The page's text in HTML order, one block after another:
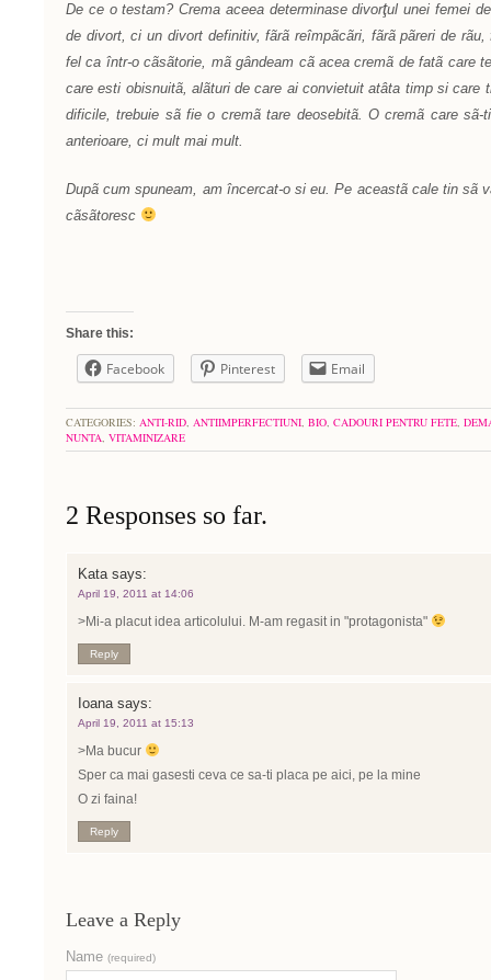
De ce o testam? Crema aceea determinase divorţul unei femei
de divort, ci un divort definitiv, fãrã reîmpãcãri, fãrã pãreri de
fel ca într-o cãsãtorie, mã gândeam cã acea cremã de fatã care
care esti obisnuitã, alãturi de care ai convietuit atâta timp si care
dificile, trebuie sã fie o cremã tare deosebitã. O cremã care sã-
anterioare, ci mult mai mult.
Dupã cum spuneam, am încercat-o si eu. Pe aceastã cale tin sã
cãsãtoresc
Share this:
Facebook Pinterest Email
CATEGORIES: ANTI-RID, ANTIIMPERFECTIUNI, BIO, CADOURI PENTRU FETE,
NUNTA, VITAMINIZARE
2 Responses so far.
Kata says:
April 19, 2011 at 14:06
>Mi-a placut idea articolului. M-am regasit in "protagonista"
Reply
Ioana says:
April 19, 2011 at 15:13
>Ma bucur
Sper ca mai gasesti ceva ce sa-ti placa pe aici, pe la mine
O zi faina!
Reply
Leave a Reply
Name (required)